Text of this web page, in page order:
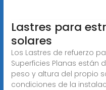
Lastres para
solares
Los Lastres de refuerzo
Superficies Planas están
peso y altura del propio
condiciones de la